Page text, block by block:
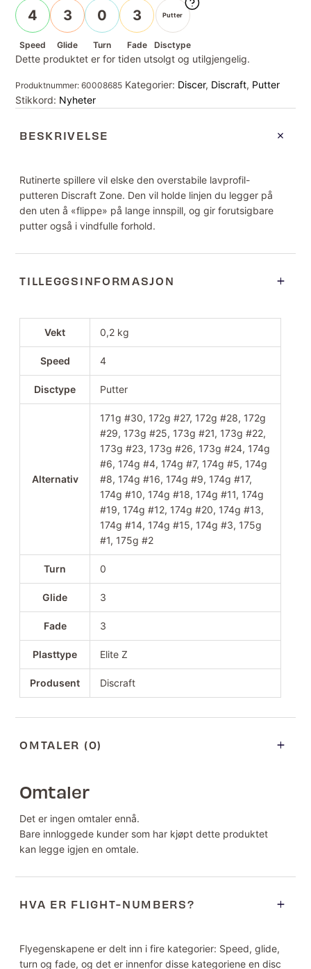
4
Speed
3
Glide
0
Turn
3
Fade
Putter
Disctype
Dette produktet er for tiden utsolgt og utilgjengelig.
Produktnummer:60008685 Kategorier: Discer, Discraft, Putter
Stikkord: Nyheter
BESKRIVELSE
Rutinerte spillere vil elske den overstabile lavprofil-
putteren Discraft Zone. Den vil holde linjen du legger på
den uten å «flippe» på lange innspill, og gir forutsigbare
putter også i vindfulle forhold.
TILLEGGSINFORMASJON
Vekt 0,2 kg
Speed 4
Disctype Putter
Alternativ
171g #30, 172g #27, 172g #28, 172g
#29, 173g #25, 173g #21, 173g #22,
173g #23, 173g #26, 173g #24, 174g
#6, 174g #4, 174g #7, 174g #5, 174g
#8, 174g #16, 174g #9, 174g #17,
174g #10, 174g #18, 174g #11, 174g
#19, 174g #12, 174g #20, 174g #13,
174g #14, 174g #15, 174g #3, 175g
#1, 175g #2
Turn 0
Glide 3
Fade 3
Plasttype Elite Z
Produsent Discraft
OMTALER (0)
Omtaler
Det er ingen omtaler ennå.
Bare innloggede kunder som har kjøpt dette produktet
kan legge igjen en omtale.
HVA ER FLIGHT-NUMBERS?
Flyegenskapene er delt inn i fire kategorier: Speed, glide,
turn og fade, og det er innenfor disse kategoriene en disc